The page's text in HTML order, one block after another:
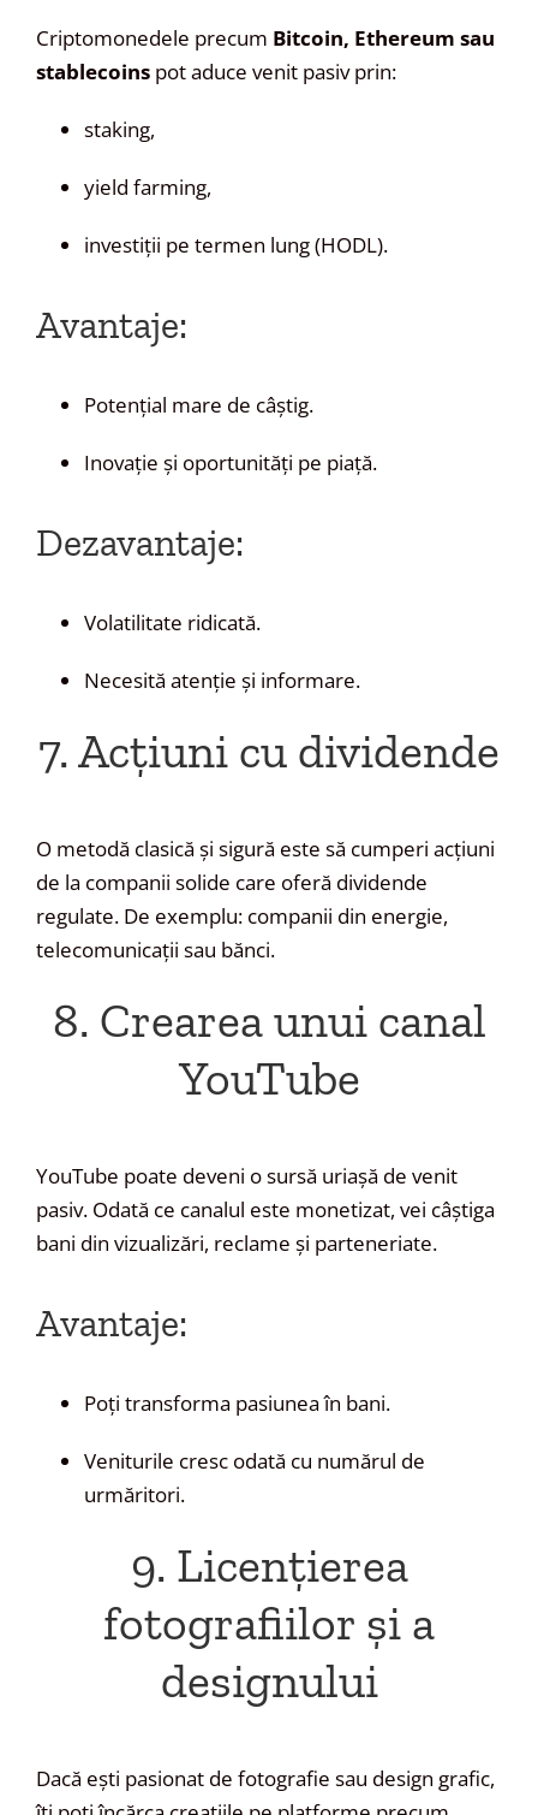
Criptomonedele precum Bitcoin, Ethereum sau
stablecoins pot aduce venit pasiv prin:
staking,
yield farming,
investiții pe termen lung (HODL).
Avantaje:
Potențial mare de câștig.
Inovație și oportunități pe piață.
Dezavantaje:
Volatilitate ridicată.
Necesită atenție și informare.
7. Acțiuni cu dividende
O metodă clasică și sigură este să cumperi acțiuni
de la companii solide care oferă dividende
regulate. De exemplu: companii din energie,
telecomunicații sau bănci.
8. Crearea unui canal
YouTube
YouTube poate deveni o sursă uriașă de venit
pasiv. Odată ce canalul este monetizat, vei câștiga
bani din vizualizări, reclame și parteneriate.
Avantaje:
Poți transforma pasiunea în bani.
Veniturile cresc odată cu numărul de
urmăritori.
9. Licențierea
fotografiilor și a
designului
Dacă ești pasionat de fotografie sau design grafic,